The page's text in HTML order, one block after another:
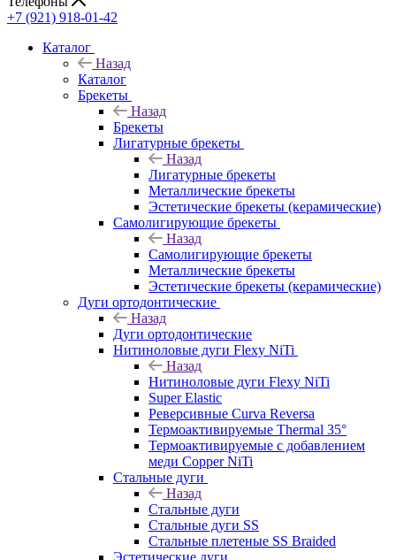
+7 (921) 918-01-42
Каталог
Назад
Каталог
Брекеты
Назад
Брекеты
Лигатурные брекеты
Назад
Лигатурные брекеты
Металлические брекеты
Эстетические брекеты (керамические)
Самолигирующие брекеты
Назад
Самолигирующие брекеты
Металлические брекеты
Эстетические брекеты (керамические)
Дуги ортодонтические
Назад
Дуги ортодонтические
Нитиноловые дуги Flexy NiTi
Назад
Нитиноловые дуги Flexy NiTi
Super Elastic
Реверсивные Curva Reversa
Термоактивируемые Thermal 35°
Термоактивируемые с добавлением
меди Copper NiTi
Стальные дуги
Назад
Стальные дуги
Стальные дуги SS
Стальные плетеные SS Braided
Эстетические дуги